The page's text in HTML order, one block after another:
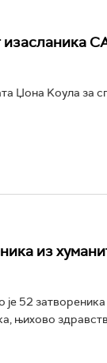
изасланика
Џона Kоула за
из
52 затвореника
њихово